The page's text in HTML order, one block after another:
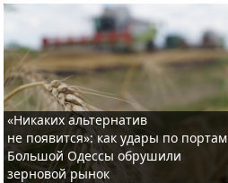
«Никаких альтернатив
не появится»: как удары по портам
Большой Одессы обрушили
зерновой рынок